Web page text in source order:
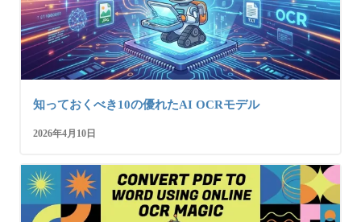
知っておくべき10の優れたAI OCRモデル
2026年4月10日